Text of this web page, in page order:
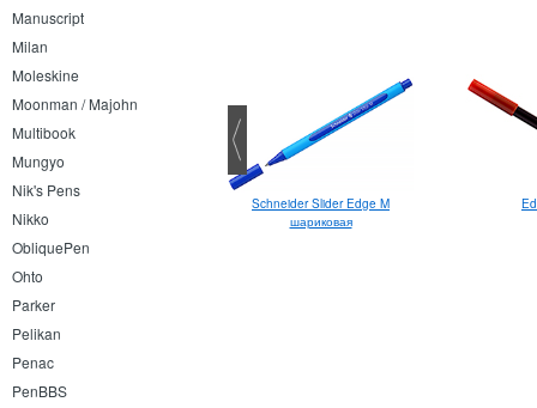
Manuscript
Milan
Moleskine
Moonman / Majohn
Multibook
Mungyo
Nik's Pens
Nikko
ObliquePen
Ohto
Parker
Pelikan
Penac
PenBBS
Schneider Slider Edge M
шариковая